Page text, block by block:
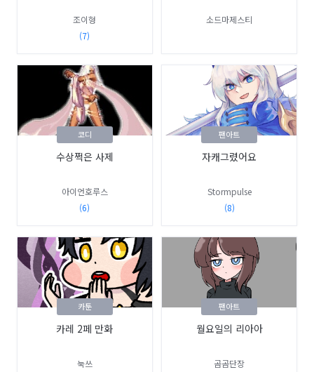
조이형
(7)
소드마제스티
수상쩍은 사제
아이언호루스
(6)
코디
자캐그렸어요
Stormpulse
(8)
팬아트
카레 2페 만화
눅쓰
카툰
월요일의 리아아
곰곰단장
팬아트